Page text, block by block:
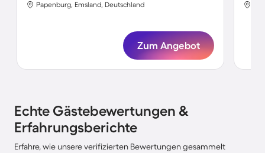
Papenburg, Emsland, Deutschland
Zum Angebot
Echte Gästebewertungen &
Erfahrungsberichte
Erfahre, wie unsere verifizierten Bewertungen gesammelt